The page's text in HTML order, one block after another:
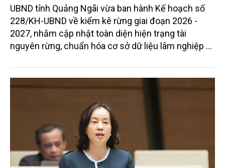
UBND tỉnh Quảng Ngãi vừa ban hành Kế hoạch số
228/KH-UBND về kiểm kê rừng giai đoạn 2026 -
2027, nhằm cập nhật toàn diện hiện trạng tài
nguyên rừng, chuẩn hóa cơ sở dữ liệu lâm nghiệp và
theo hướng bền vững.